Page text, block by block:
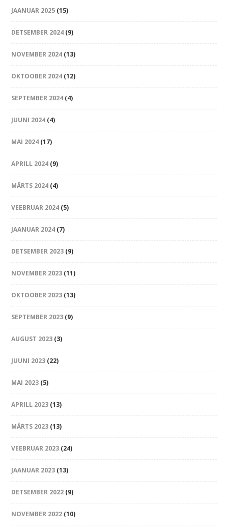
JAANUAR 2025 (15)
DETSEMBER 2024 (9)
NOVEMBER 2024 (13)
OKTOOBER 2024 (12)
SEPTEMBER 2024 (4)
JUUNI 2024 (4)
MAI 2024 (17)
APRILL 2024 (9)
MÄRTS 2024 (4)
VEEBRUAR 2024 (5)
JAANUAR 2024 (7)
DETSEMBER 2023 (9)
NOVEMBER 2023 (11)
OKTOOBER 2023 (13)
SEPTEMBER 2023 (9)
AUGUST 2023 (3)
JUUNI 2023 (22)
MAI 2023 (5)
APRILL 2023 (13)
MÄRTS 2023 (13)
VEEBRUAR 2023 (24)
JAANUAR 2023 (13)
DETSEMBER 2022 (9)
NOVEMBER 2022 (10)